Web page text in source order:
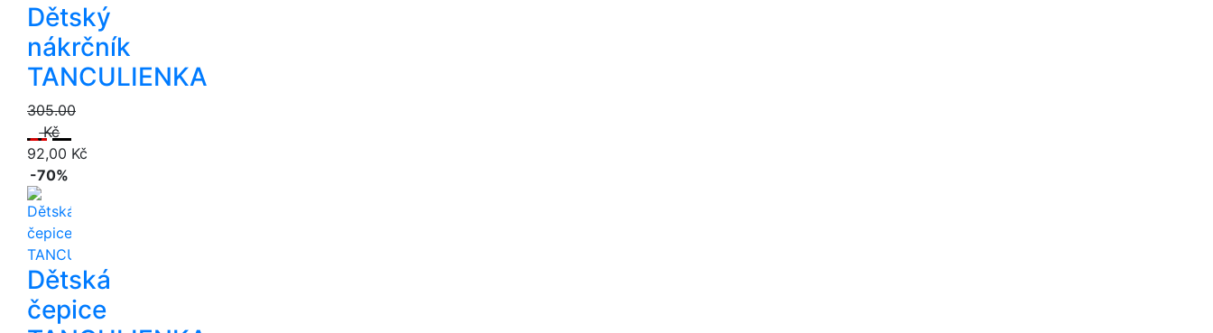
Dětský
nákrčník
TANCULIENKA
305.00
Kč
92,00 Kč
-70%
Dětská
čepice